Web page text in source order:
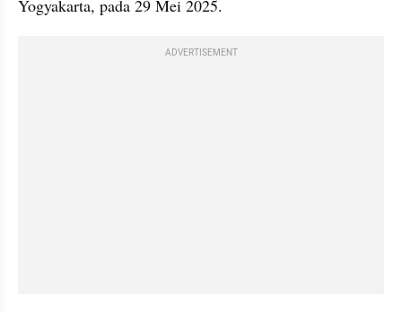
Yogyakarta, pada 29 Mei 2025.
ADVERTISEMENT